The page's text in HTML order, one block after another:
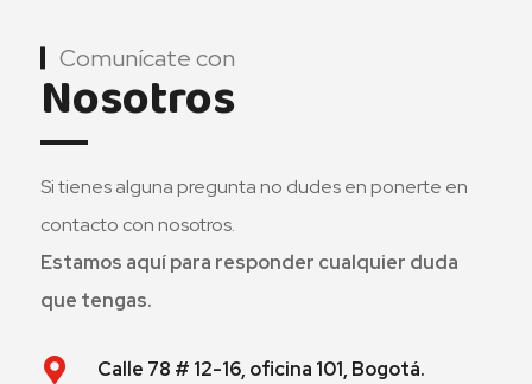
Comunícate con
Nosotros
Si tienes alguna pregunta no dudes en ponerte en
contacto con nosotros.
Estamos aquí para responder cualquier duda
que tengas.
Calle 78 # 12-16, oficina 101, Bogotá.